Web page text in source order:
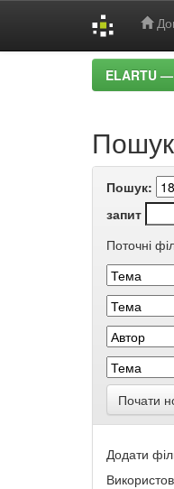
ELARTU —
Пошук
Пошук:
запит
Поточні
Почати
Додати